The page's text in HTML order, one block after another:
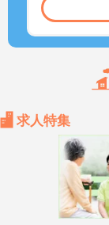
求人特集